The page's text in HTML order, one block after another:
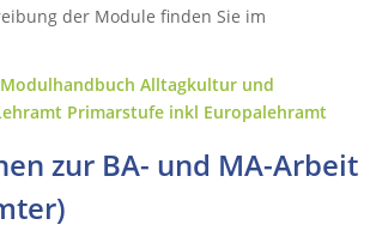
der Module finden Sie im
Alltagkultur und
Primarstufe inkl Europalehramt
zur BA- und MA-Arbeit